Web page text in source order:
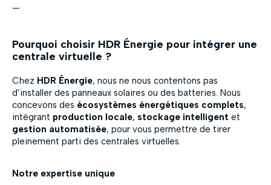
—
Pourquoi choisir HDR Énergie pour intégrer une
centrale virtuelle ?
Chez HDR Énergie, nous ne nous contentons pas
d’installer des panneaux solaires ou des batteries. Nous
concevons des écosystèmes énergétiques complets,
intégrant production locale, stockage intelligent et
gestion automatisée, pour vous permettre de tirer
pleinement parti des centrales virtuelles.
Notre expertise unique